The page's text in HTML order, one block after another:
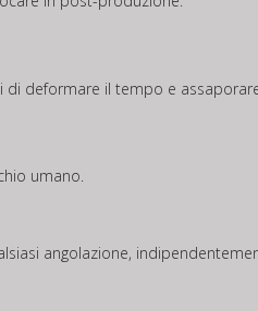
deformare il tempo e
umano.
angolazione,